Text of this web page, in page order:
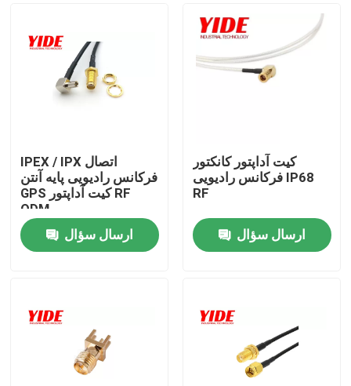
دربارهی ما
اطلاعات تماس
IPEX / IPX اتصال
فرکانس رادیویی پایه آنتن
GPS کیت آداپتور RF
ODM
ارسال سؤال
کیت آداپتور کانکتور
فرکانس رادیویی IP68
RF
ارسال سؤال